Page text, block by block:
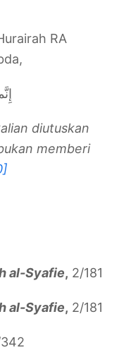
RA
diutuskan
memberi
al-Syafie, 2/181
al-Syafie, 2/181